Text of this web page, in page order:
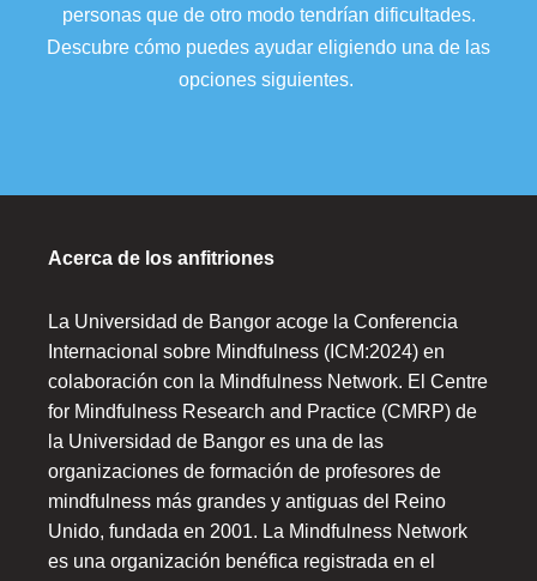
personas que de otro modo tendrían dificultades.
Descubre cómo puedes ayudar eligiendo una de las
opciones siguientes.
Acerca de los anfitriones
La Universidad de Bangor acoge la Conferencia
Internacional sobre Mindfulness (ICM:2024) en
colaboración con la Mindfulness Network. El Centre
for Mindfulness Research and Practice (CMRP) de
la Universidad de Bangor es una de las
organizaciones de formación de profesores de
mindfulness más grandes y antiguas del Reino
Unido, fundada en 2001. La Mindfulness Network
es una organización benéfica registrada en el